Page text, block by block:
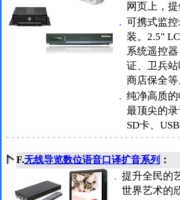
网页上，
． 可携式监
装。2.5"
系统遥控
证、卫兵
商店保全等
． 纯净高质
最顶尖的
SD卡、
F.无线导览数位语音口译扩音系列 ：
． 提升全民的
世界艺术的